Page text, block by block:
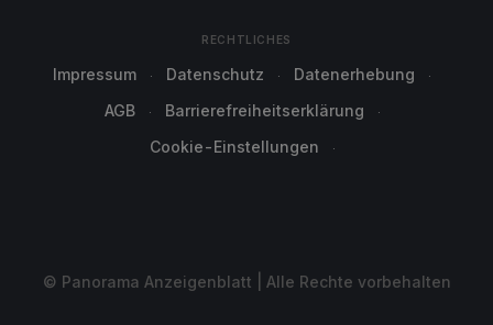
RECHTLICHES
Impressum Datenschutz
Datenerhebung
AGB
Barrierefreiheitserklärung
Cookie-Einstellungen
© Panorama Anzeigenblatt | Alle Rechte vorbehalten